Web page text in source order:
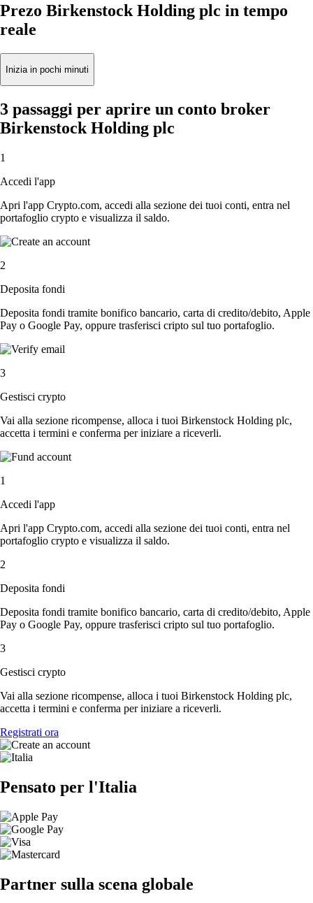
Prezo Birkenstock Holding plc in tempo
reale
Inizia in pochi minuti
3 passaggi per aprire un conto broker
Birkenstock Holding plc
1
Accedi l'app
Apri l'app Crypto.com, accedi alla sezione dei tuoi conti, entra nel
portafoglio crypto e visualizza il saldo.
2
Deposita fondi
Deposita fondi tramite bonifico bancario, carta di credito/debito, Apple
Pay o Google Pay, oppure trasferisci cripto sul tuo portafoglio.
3
Gestisci crypto
Vai alla sezione ricompense, alloca i tuoi Birkenstock Holding plc,
accetta i termini e conferma per iniziare a riceverli.
1
Accedi l'app
Apri l'app Crypto.com, accedi alla sezione dei tuoi conti, entra nel
portafoglio crypto e visualizza il saldo.
2
Deposita fondi
Deposita fondi tramite bonifico bancario, carta di credito/debito, Apple
Pay o Google Pay, oppure trasferisci cripto sul tuo portafoglio.
3
Gestisci crypto
Vai alla sezione ricompense, alloca i tuoi Birkenstock Holding plc,
accetta i termini e conferma per iniziare a riceverli.
Registrati ora
Pensato per l'Italia
Partner sulla scena globale